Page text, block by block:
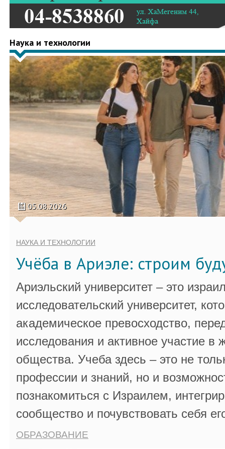
Наука и технологии
05.08.2026
НАУКА И ТЕХНОЛОГИИ
Учёба в Ариэле: строим
Ариэльский университет – это
исследовательский университет,
академическое превосходство,
исследования и активное участие в
общества. Учеба здесь – это не
профессии и знаний, но и
познакомиться с Израилем,
сообщество и почувствовать себя
ОБРАЗОВАНИЕ